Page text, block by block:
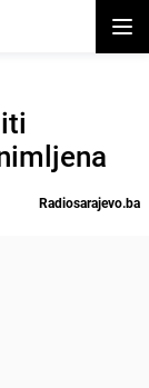
Radiosarajevo.ba